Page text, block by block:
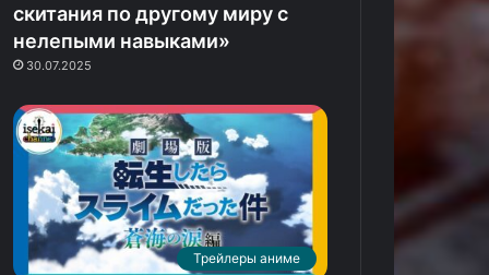
часть 5
скитания по другому миру с
нелепыми навыками»
30.07.2025
Трейлеры аниме